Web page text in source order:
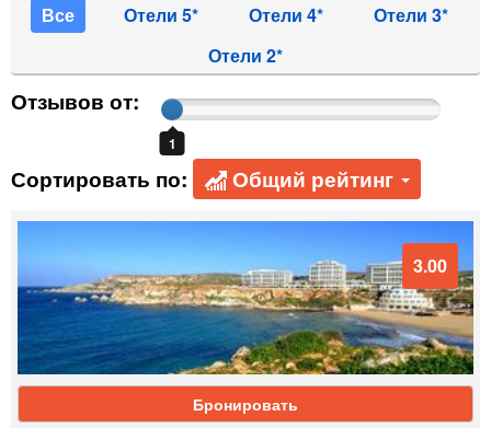
Все Отели 5* Отели 4*
Отели 3*
Отели 2*
Отзывов от:
1
Сортировать по: Общий рейтинг
3.00
Бронировать